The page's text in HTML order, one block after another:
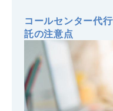
コールセンター代
託の注意点